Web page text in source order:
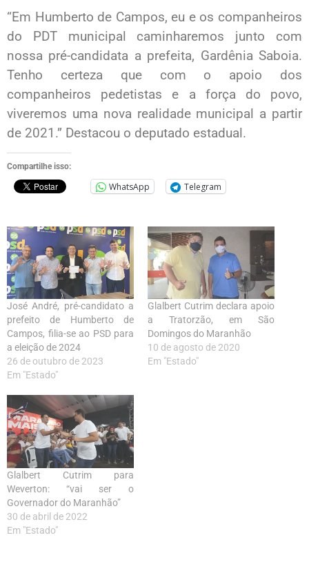
“Em Humberto de Campos, eu e os companheiros
do PDT municipal caminharemos junto com
nossa pré-candidata a prefeita, Gardênia Saboia.
Tenho certeza que com o apoio dos
companheiros pedetistas e a força do povo,
viveremos uma nova realidade municipal a partir
de 2021.” Destacou o deputado estadual.
Compartilhe isso:
WhatsApp Telegram
José André, pré-candidato a
prefeito de Humberto de
Campos, filia-se ao PSD para
a eleição de 2024
26 de outubro de 2023
Em "Estado"
Glalbert Cutrim declara apoio
a Tratorzão, em São
Domingos do Maranhão
10 de agosto de 2020
Em "Estado"
Glalbert Cutrim para
Weverton: “vai ser o
Governador do Maranhão”
30 de abril de 2022
Em "Estado"